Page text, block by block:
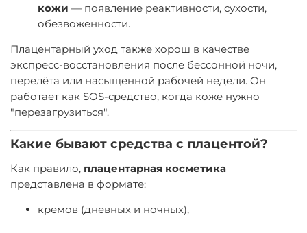
кожи — появление реактивности, сухости,
обезвоженности.
Плацентарный уход также хорош в качестве
экспресс-восстановления после бессонной ночи,
перелёта или насыщенной рабочей недели. Он
работает как SOS-средство, когда коже нужно
"перезагрузиться".
Какие бывают средства с плацентой?
Как правило, плацентарная косметика
представлена в формате:
кремов (дневных и ночных),